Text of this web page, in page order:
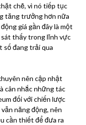
chẽ, vì nó tiếp tục
tăng trưởng hơn nữa
giá gần đây là một
sát thấy trong lĩnh vực
số đang trải qua
nên cập nhật
cân nhắc những tác
đối với chiến lược
năng động, nên
cần thiết để đưa ra